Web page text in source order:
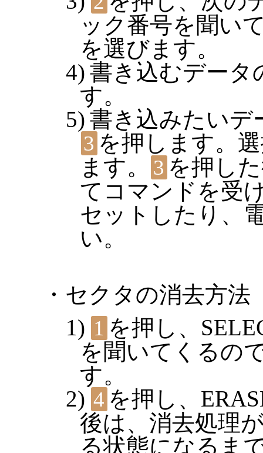
ック番号を聞い
を選びます。
書き込むデータ
す。
書き込みたいデ
3 を押します。
ます。
3 を押し
てコマンドを受
セットしたり、
い。
・セクタの消去方法
1 を押し、
を聞いてくるの
す。
4 を押し、
後は、消去処理
る状態になるま